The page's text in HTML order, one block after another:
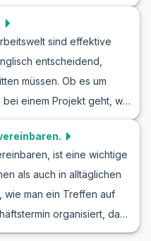
einem Büroumfeld zu
das Wetter,
im Englischen
in englischen Gesprächen
nützlichem Wortschatz
sowie Szenarien und
sind effektive
entscheidend,
müssen. Ob es um
einem Projekt geht, wir
Hilfe zu
wir, wie man höflich
Englisch um Hilfe bittet.
Rollenspielen für den
Dialoge zum
Fähigkeit verbessern,
ist eine wichtige
als auch in alltäglichen
wie man ein Treffen auf
organisiert, das
Ausdrücke zu kennen, ist